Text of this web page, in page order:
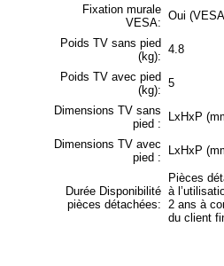
Fixation murale
VESA:
Oui
Poids TV sans pied
(kg):
4.8
Poids TV avec pied
(kg):
5
Dimensions TV sans
pied :
LxHxP
Dimensions TV avec
pied :
LxHxP
Durée Disponibilité
pièces détachées:
Pièces
à
2 ans à
du client